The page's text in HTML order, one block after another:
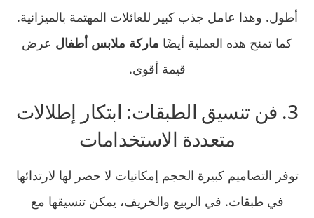
أطول. وهذا عامل جذب كبير للعائلات المهتمة بالميزانية.
كما تمنح هذه العملية أيضًا ماركة ملابس أطفال عرض
قيمة أقوى.
3. فن تنسيق الطبقات: ابتكار إطلالات
متعددة الاستخدامات
توفر التصاميم كبيرة الحجم إمكانيات لا حصر لها لارتدائها
في طبقات. في الربيع والخريف، يمكن تنسيقها مع